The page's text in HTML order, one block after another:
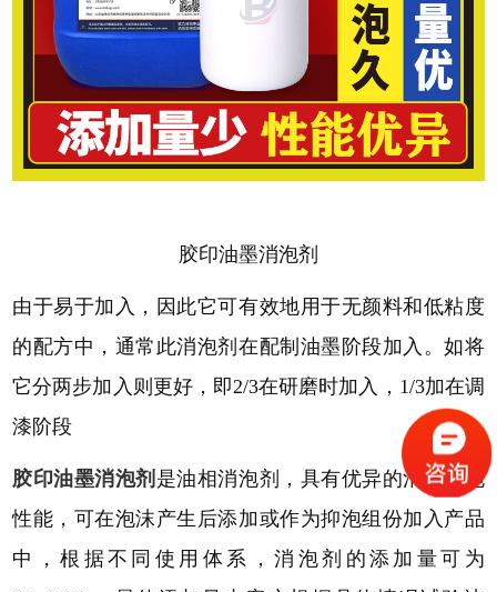
胶印油墨消泡剂
由于易于加入，因此它可有效地用于无颜料和低粘度
的配方中，通常此消泡剂在配制油墨阶段加入。如将
它分两步加入则更好，即2/3在研磨时加入，1/3加在调
漆阶段
胶印油墨消泡剂 是油相消泡剂，具有优异的消、抑泡
性能，可在泡沫产生后添加或作为抑泡组份加入产品
中，根据不同使用体系，消泡剂的添加量可为